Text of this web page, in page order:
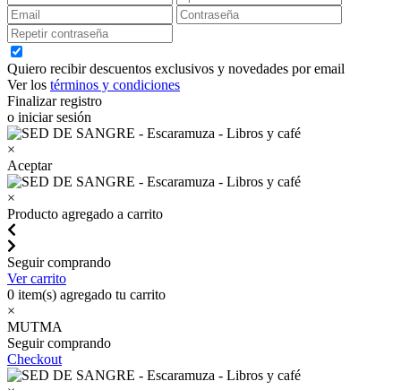
Quiero recibir descuentos exclusivos y novedades por email
Ver los términos y condiciones
Finalizar registro
o iniciar sesión
×
Aceptar
×
Producto agregado a carrito
Seguir comprando
Ver carrito
0 item(s) agregado tu carrito
×
MUTMA
Seguir comprando
Checkout